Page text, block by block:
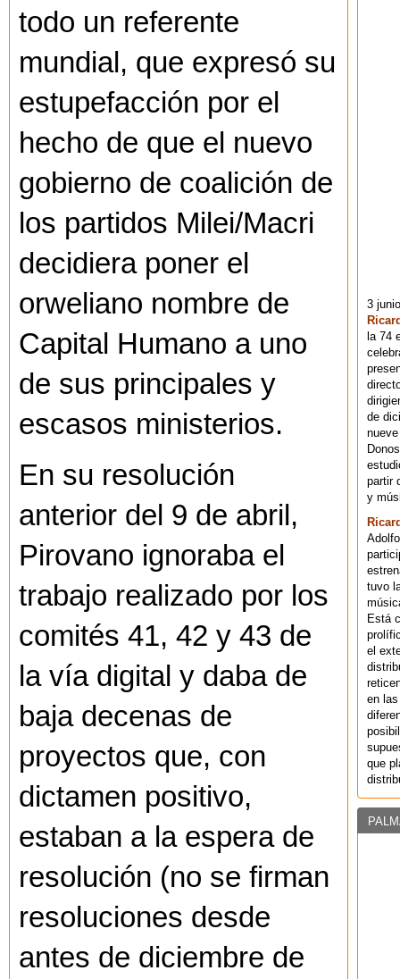
todo un referente
mundial, que expresó su
estupefacción por el
hecho de que el nuevo
gobierno de coalición de
los partidos Milei/Macri
decidiera poner el
orweliano nombre de
Capital Humano a uno
de sus principales y
escasos ministerios.
En su resolución
anterior del 9 de abril,
Pirovano ignoraba el
trabajo realizado por los
comités 41, 42 y 43 de
la vía digital y daba de
baja decenas de
proyectos que, con
dictamen positivo,
estaban a la espera de
resolución (no se firman
resoluciones desde
antes de diciembre de
3
la 74
de
partir
y
tuvo
Está
el
en
que